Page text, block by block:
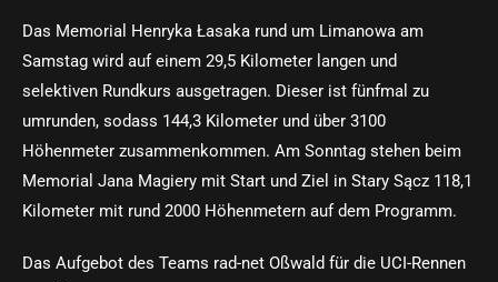
Das Memorial Henryka Łasaka rund um Limanowa am
Samstag wird auf einem 29,5 Kilometer langen und
selektiven Rundkurs ausgetragen. Dieser ist fünfmal zu
umrunden, sodass 144,3 Kilometer und über 3100
Höhenmeter zusammenkommen. Am Sonntag stehen beim
Memorial Jana Magiery mit Start und Ziel in Stary Sącz 118,1
Kilometer mit rund 2000 Höhenmetern auf dem Programm.
Das Aufgebot des Teams rad-net Oßwald für die UCI-Rennen